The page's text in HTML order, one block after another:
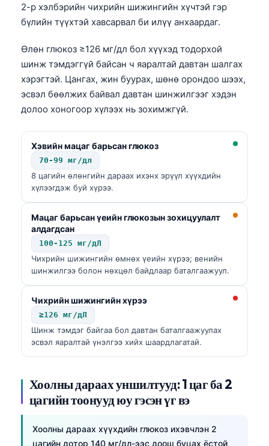
2-р хэлбэрийн чихрийн шижингийн хүчтэй гэр
бүлийн түүхтэй хавсарвал би илүү анхаардаг.
Өлөн глюкоз ≥126 мг/дл бол хүүхэд тодорхой
шинж тэмдэггүй байсан ч яаралтай давтан шалгах
хэрэгтэй. Цангах, жин буурах, шөнө орондоо шээх,
эсвэл бөөлжих байвал давтан шинжилгээг хэдэн
долоо хоногоор хүлээх нь зохимжгүй.
Хэвийн мацаг барьсан глюкоз
70-99 мг/дл
8 цагийн өлөнгийн дараах ихэнх эрүүл хүүхдийн
хүлээгдэж буй хүрээ.
Мацаг барьсан үеийн глюкозын зохицуулалт
алдагдсан
100-125 мг/дЛ
Чихрийн шижингийн өмнөх үеийн хүрээ; венийн
шинжилгээ болон нөхцөл байдлаар баталгаажуул.
Чихрийн шижингийн хүрээ
≥126 мг/дЛ
Шинж тэмдэг байгаа бол давтан баталгаажуулах
эсвэл яаралтай үнэлгээ хийх шаардлагатай.
Хоолны дараах уншилтууд: 1 цаг ба 2
цагийн тоонууд юу гэсэн үг вэ
Хоолны дараах хүүхдийн глюкоз ихэвчлэн 2
цагийн дотор 140 мг/дл-ээс доош буцах ёстой